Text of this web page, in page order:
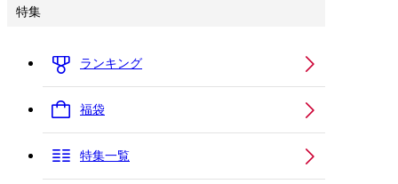
特集
ランキング
福袋
特集一覧